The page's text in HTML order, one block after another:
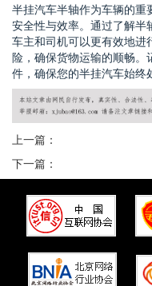
半挂汽车半轴作为车辆的重
安全性与效率。通过了解半
车主和司机可以更有效地
险，确保货物运输的顺畅
件，确保您的半挂汽车始终
上一篇：
下一篇：